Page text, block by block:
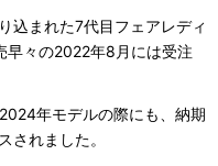
込まれた7代目フェアレディ
早々の2022年8月には受注
年モデルの際にも、納期
されました。